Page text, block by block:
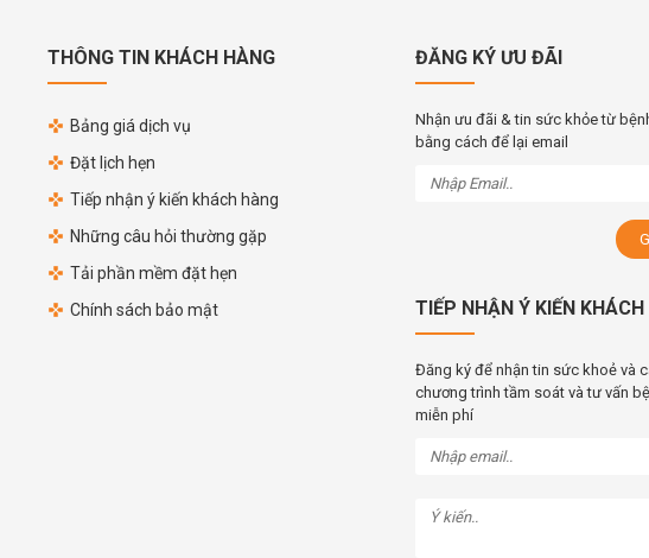
THÔNG TIN KHÁCH HÀNG
Bảng giá dịch vụ
Đặt lịch hẹn
Tiếp nhận ý kiến khách hàng
Những câu hỏi thường gặp
Tải phần mềm đặt hẹn
Chính sách bảo mật
ĐĂNG KÝ ƯU ĐÃI
Nhận ưu đãi & tin sức khỏe từ
bằng cách để lại email
TIẾP NHẬN Ý KIẾN KHÁCH
Đăng ký để nhận tin sức khoẻ và
chương trình tầm soát và tư vấn
miễn phí